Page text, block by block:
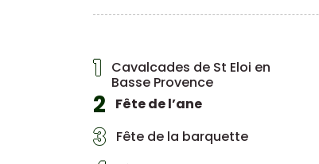
1
Cavalcades de St Eloi en
Basse Provence
2 Fête de l’ane
3 Fête de la barquette